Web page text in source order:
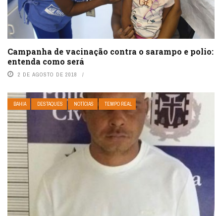
Campanha de vacinação contra o sarampo e polio:
entenda como será
2 DE AGOSTO DE 2018
BAHIA DESTAQUES NOTÍCIAS TEMPO REAL